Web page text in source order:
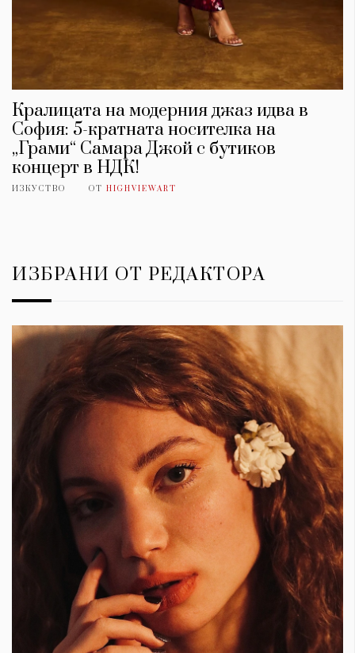
Кралицата на модерния джаз идва в
София: 5-кратната носителка на
„Грами“ Самара Джой с бутиков
концерт в НДК!
ИЗКУСТВО ОТ HIGHVIEWART
ИЗБРАНИ ОТ РЕДАКТОРА
КАТЕГОРИИ
Wine&Dine
ЗА НАС
Условия за
ползване
За нас
Реклама
Политика за
поверителност
ModerenDom